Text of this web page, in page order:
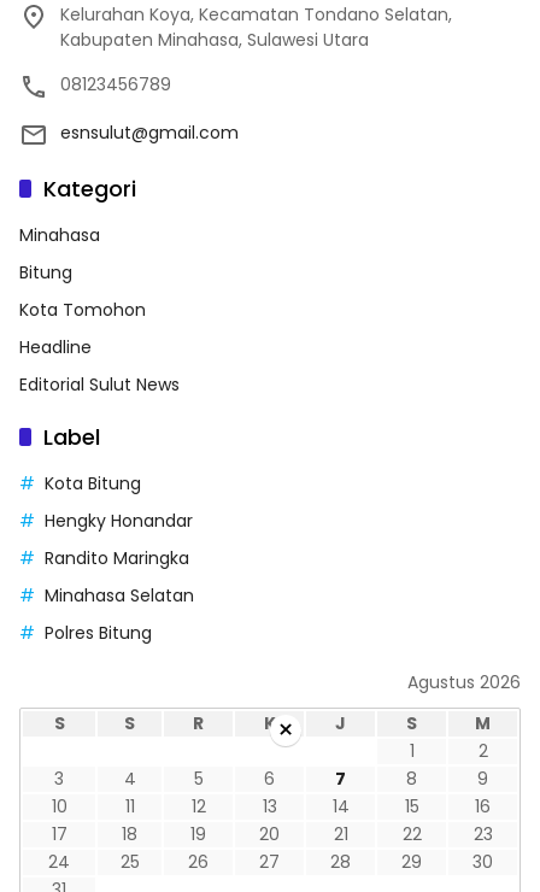
Kelurahan Koya, Kecamatan Tondano Selatan,
Kabupaten Minahasa, Sulawesi Utara
08123456789
esnsulut@gmail.com
Kategori
Minahasa
Bitung
Kota Tomohon
Headline
Editorial Sulut News
Label
Kota Bitung
Hengky Honandar
Randito Maringka
Minahasa Selatan
Polres Bitung
Agustus 2026
S
S R K J S
M
1
2
3
4 5 6 7 8
9
10
11 12 13 14 15
16
17
18 19 20 21 22
23
24
25 26 27 28 29
30
×